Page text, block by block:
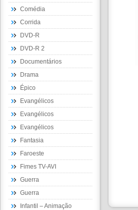
Comédia
Corrida
DVD-R
DVD-R 2
Documentários
Drama
Épico
Evangélicos
Evangélicos
Evangélicos
Fantasia
Faroeste
Fimes TV-AVI
Guerra
Guerra
Infantil – Animação